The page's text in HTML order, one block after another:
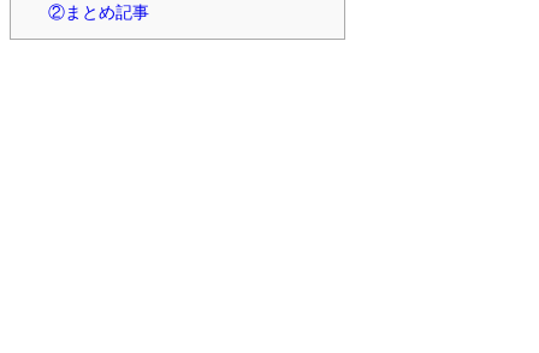
②まとめ記事